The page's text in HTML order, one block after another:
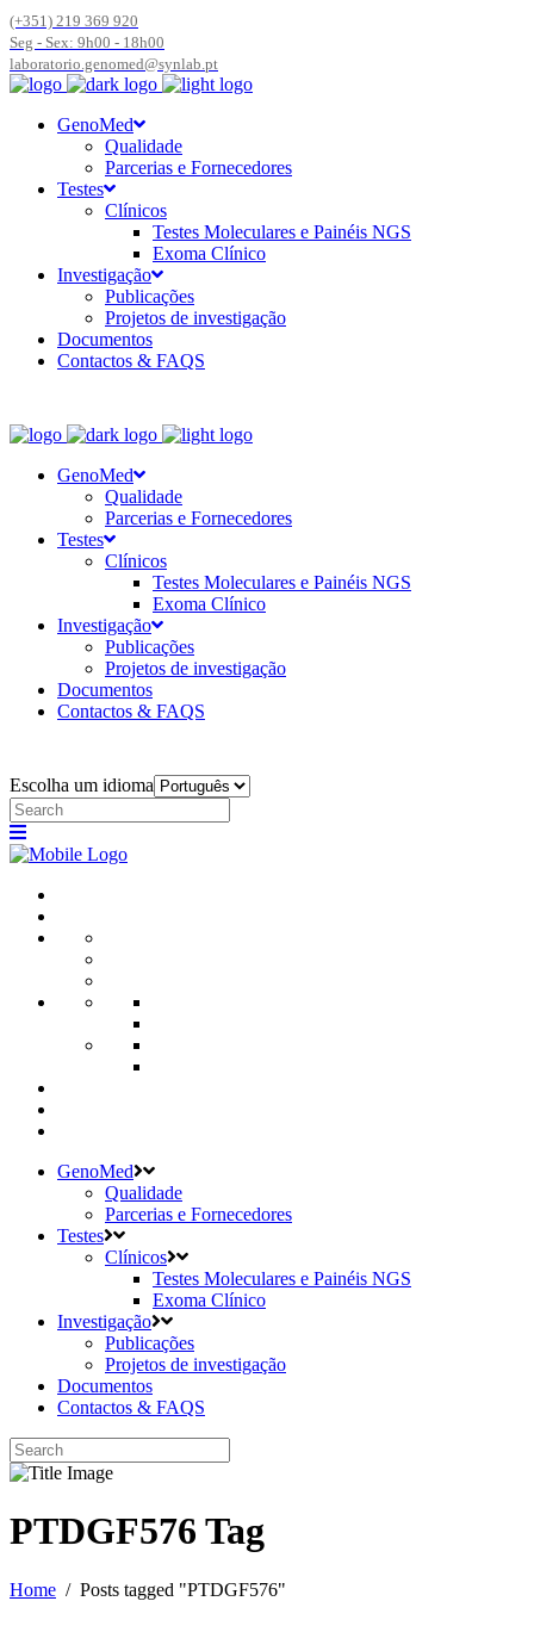
(+351) 219 369 920
Seg - Sex: 9h00 - 18h00
laboratorio.genomed@synlab.pt
GenoMed
Qualidade
Parcerias e Fornecedores
Testes
Clínicos
Testes Moleculares e Painéis NGS
Exoma Clínico
Investigação
Publicações
Projetos de investigação
Documentos
Contactos & FAQS
GenoMed
Qualidade
Parcerias e Fornecedores
Testes
Clínicos
Testes Moleculares e Painéis NGS
Exoma Clínico
Investigação
Publicações
Projetos de investigação
Documentos
Contactos & FAQS
Escolha um idioma
GenoMed
Qualidade
Parcerias e Fornecedores
Testes
Clínicos
Testes Moleculares e Painéis NGS
Exoma Clínico
Investigação
Publicações
Projetos de investigação
Documentos
Contactos & FAQS
PTDGF576 Tag
Home / Posts tagged "PTDGF576"